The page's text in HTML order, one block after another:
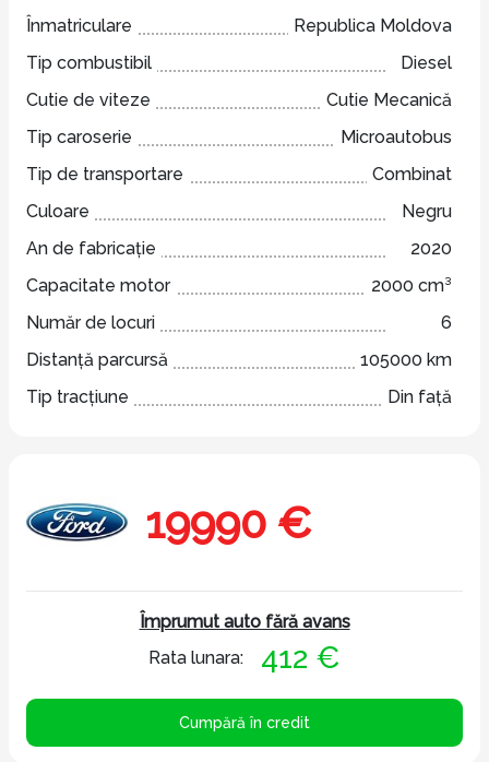
Înmatriculare
Republica Moldova
Tip combustibil
Diesel
Cutie de viteze
Cutie Mecanică
Tip caroserie
Microautobus
Tip de transportare
Combinat
Culoare
Negru
An de fabricație
2020
Capacitate motor
2000 cm³
Număr de locuri
6
Distanță parcursă
105000 km
Tip tracțiune
Din față
19990 €
Împrumut auto fără avans
Rata lunara:
412 €
Cumpără în credit